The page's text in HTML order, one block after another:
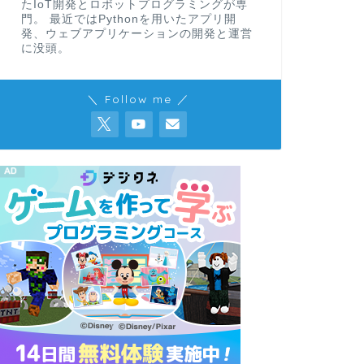
たIoT開発とロボットプログラミングが専
門。 最近ではPythonを用いたアプリ開
発、ウェブアプリケーションの開発と運営
に没頭。
＼ Follow me ／